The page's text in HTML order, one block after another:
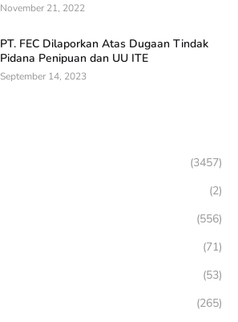
November 21, 2022
PT. FEC Dilaporkan Atas Dugaan Tindak
Pidana Penipuan dan UU ITE
September 14, 2023
(3457)
(2)
(556)
(71)
(53)
(265)